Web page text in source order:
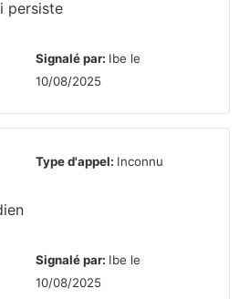
persiste
Signalé par: Ibe le
10/08/2025
Type d'appel: Inconnu
Signalé par: Ibe le
10/08/2025